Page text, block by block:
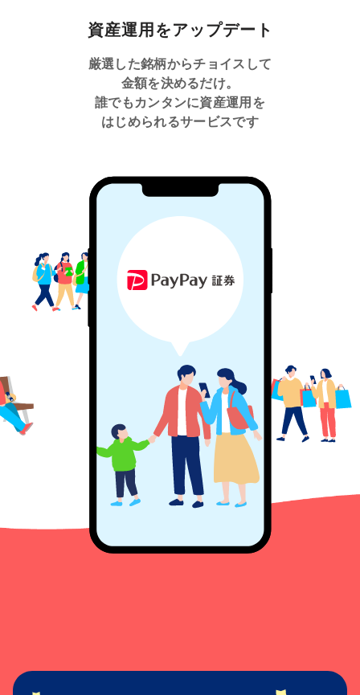
資産運用をアップデート
厳選した銘柄からチョイスして
金額を決めるだけ。
誰でもカンタンに資産運用を
はじめられるサービスです